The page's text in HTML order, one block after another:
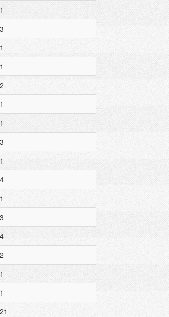
1
3
1
1
2
1
1
3
1
4
1
3
4
2
1
1
21